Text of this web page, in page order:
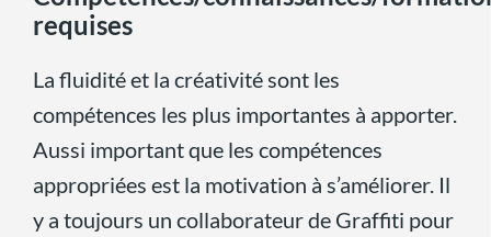
requises
La fluidité et la créativité sont les
compétences les plus importantes à apporter.
Aussi important que les compétences
appropriées est la motivation à s’améliorer. Il
y a toujours un collaborateur de Graffiti pour